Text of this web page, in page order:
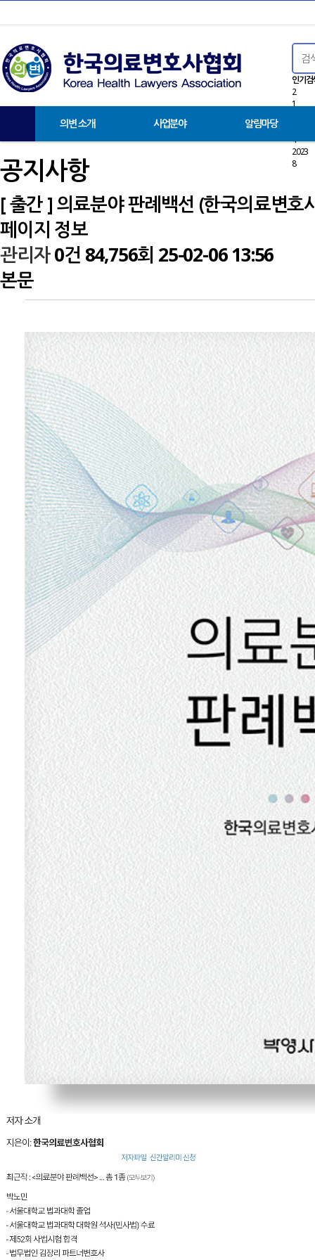
인기검
2
1
4
2023
8
의변 소개 사업분야 알림마당
공지사항
[ 출간 ] 의료분야 판례백선 (한국의료변호
페이지 정보
관리자0건 84,756회 25-02-06 13:56
본문